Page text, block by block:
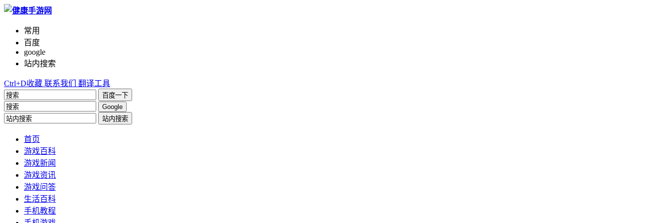
常用
百度
google
站内搜索
Ctrl+D收藏 联系我们 翻译工具
百度一下
Google
站内搜索
首页
游戏百科
游戏新闻
游戏资讯
游戏问答
生活百科
手机教程